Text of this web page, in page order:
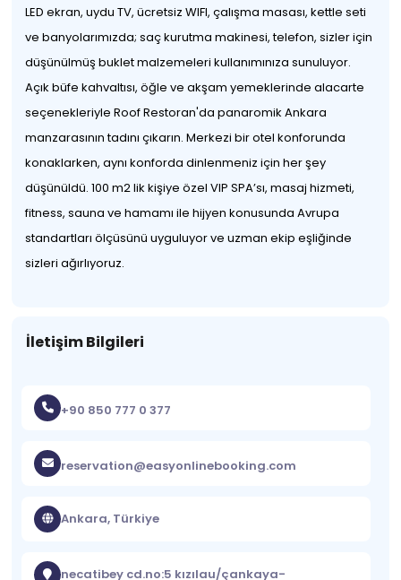
LED ekran, uydu TV, ücretsiz WIFI, çalışma masası, kettle seti
ve banyolarımızda; saç kurutma makinesi, telefon, sizler için
düşünülmüş buklet malzemeleri kullanımınıza sunuluyor.
Açık büfe kahvaltısı, öğle ve akşam yemeklerinde alacarte
seçenekleriyle Roof Restoran'da panaromik Ankara
manzarasının tadını çıkarın. Merkezi bir otel konforunda
konaklarken, aynı konforda dinlenmeniz için her şey
düşünüldü. 100 m2 lik kişiye özel VIP SPA’sı, masaj hizmeti,
fitness, sauna ve hamamı ile hijyen konusunda Avrupa
standartları ölçüsünü uyguluyor ve uzman ekip eşliğinde
sizleri ağırlıyoruz.
İletişim Bilgileri
+90 850 777 0 377
reservation@easyonlinebooking.com
Ankara, Türkiye
necatibey cd.no:5 kızılau/çankaya-